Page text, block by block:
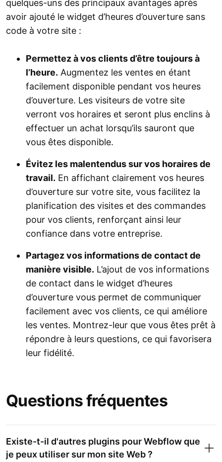
quelques-uns des principaux avantages après
avoir ajouté le widget d’heures d’ouverture sans
code à votre site :
Permettez à vos clients d’être toujours à
l’heure. Augmentez les ventes en étant
facilement disponible pendant vos heures
d’ouverture. Les visiteurs de votre site
verront vos horaires et seront plus enclins à
effectuer un achat lorsqu’ils sauront que
vous êtes disponible.
Évitez les malentendus sur vos horaires de
travail. En affichant clairement vos heures
d’ouverture sur votre site, vous facilitez la
planification des visites et des commandes
pour vos clients, renforçant ainsi leur
confiance dans votre entreprise.
Partagez vos informations de contact de
manière visible. L’ajout de vos informations
de contact dans le widget d’heures
d’ouverture vous permet de communiquer
facilement avec vos clients, ce qui améliore
les ventes. Montrez-leur que vous êtes prêt à
répondre à leurs questions, ce qui favorisera
leur fidélité.
Questions fréquentes
Existe-t-il d'autres plugins pour Webflow que
je peux utiliser sur mon site Web ?